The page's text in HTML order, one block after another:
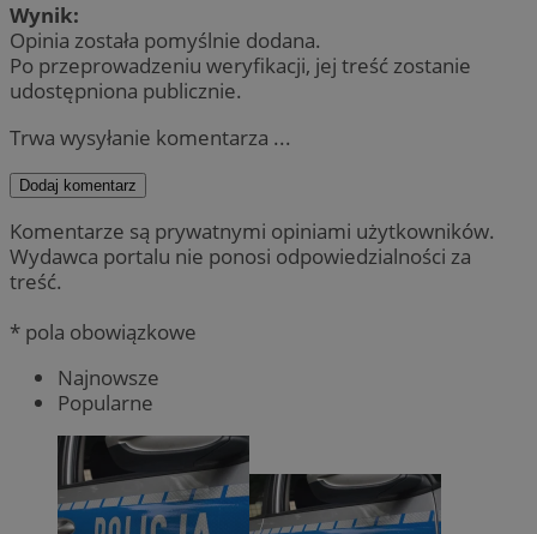
Wynik:
Opinia została pomyślnie dodana.
Po przeprowadzeniu weryfikacji, jej treść zostanie
udostępniona publicznie.
Trwa wysyłanie komentarza ...
Dodaj komentarz
Komentarze są prywatnymi opiniami użytkowników.
Wydawca portalu nie ponosi odpowiedzialności za
treść.
* pola obowiązkowe
Najnowsze
Popularne